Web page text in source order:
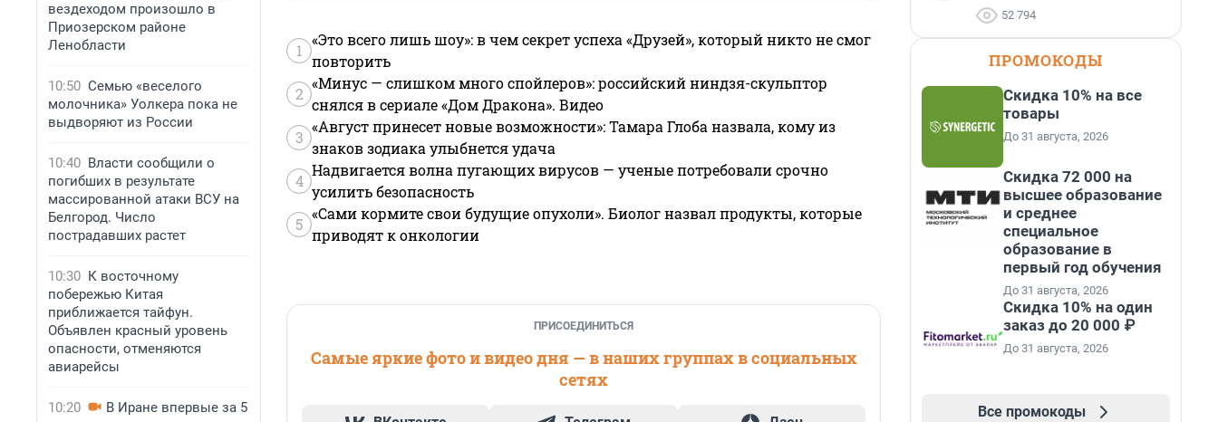
вездеходом произошло в
Приозерском районе
Ленобласти
10:50 Семью «веселого
молочника» Уолкера пока не
выдворяют из России
10:40 Власти сообщили о
погибших в результате
массированной атаки ВСУ на
Белгород. Число
пострадавших растет
10:30 К восточному
побережью Китая
приближается тайфун.
Объявлен красный уровень
опасности, отменяются
авиарейсы
10:20
В Иране впервые за 5
1
«Это всего лишь шоу»: в чем секрет успеха «Друзей», который никто не смог
повторить
2
«Минус — слишком много спойлеров»: российский ниндзя-скульптор
снялся в сериале «Дом Дракона». Видео
3
«Август принесет новые возможности»: Тамара Глоба назвала, кому из
знаков зодиака улыбнется удача
4
Надвигается волна пугающих вирусов — ученые потребовали срочно
усилить безопасность
5
«Сами кормите свои будущие опухоли». Биолог назвал продукты, которые
приводят к онкологии
ПРИСОЕДИНИТЬСЯ
Самые яркие фото и видео дня — в наших группах в социальных
сетях
52 794
ПРОМОКОДЫ
Скидка 10% на все
товары
До 31 августа, 2026
Скидка 72 000 на
высшее образование
и среднее
специальное
образование в
первый год обучения
До 31 августа, 2026
Скидка 10% на один
заказ до 20 000 ₽
До 31 августа, 2026
Все промокоды